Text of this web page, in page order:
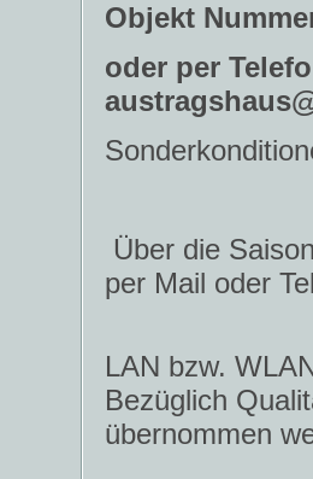
Objekt
oder per
Über die
per Mail oder
LAN bzw.
Bezüglich
übernommen